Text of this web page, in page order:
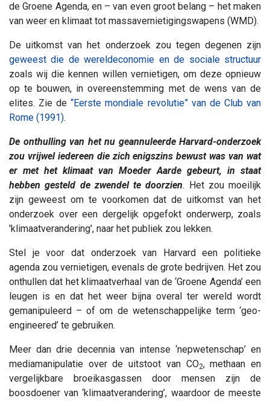
de Groene Agenda, en – van even groot belang – het maken
van weer en klimaat tot massavernietigingswapens (WMD).
De uitkomst van het onderzoek zou tegen degenen zijn
geweest die de wereldeconomie en de sociale structuur
zoals wij die kennen willen vernietigen, om deze opnieuw
op te bouwen, in overeenstemming met de wens van de
elites. Zie de“Eerste mondiale revolutie” van de Club van
Rome (1991).
De onthulling van het nu geannuleerde Harvard-onderzoek
zou vrijwel iedereen die zich enigszins bewust was van wat
er met het klimaat van Moeder Aarde gebeurt, in staat
hebben gesteld de zwendel te doorzien. Het zou moeilijk
zijn geweest om te voorkomen dat de uitkomst van het
onderzoek over een dergelijk opgefokt onderwerp, zoals
'klimaatverandering', naar het publiek zou lekken.
Stel je voor dat onderzoek van Harvard een politieke
agenda zou vernietigen, evenals de grote bedrijven. Het zou
onthullen dat het klimaatverhaal van de ‘Groene Agenda’ een
leugen is en dat het weer bijna overal ter wereld wordt
gemanipuleerd – of om de wetenschappelijke term ‘geo-
engineered’ te gebruiken.
Meer dan drie decennia van intense ‘nepwetenschap’ en
mediamanipulatie over de uitstoot van CO2, methaan en
vergelijkbare broeikasgassen door mensen zijn de
boosdoener van ‘klimaatverandering’, waardoor de meeste